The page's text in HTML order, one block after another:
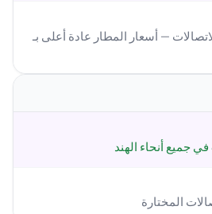
— أسعار المطار عادة أعلى بـ
المختارة